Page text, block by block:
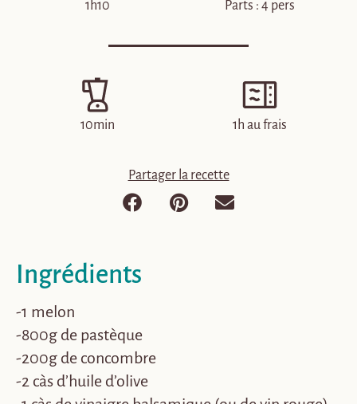
1h10 Parts : 4 pers
10min 1h au frais
Partager la recette
Ingrédients
-1 melon
-800g de pastèque
-200g de concombre
-2 càs d’huile d’olive